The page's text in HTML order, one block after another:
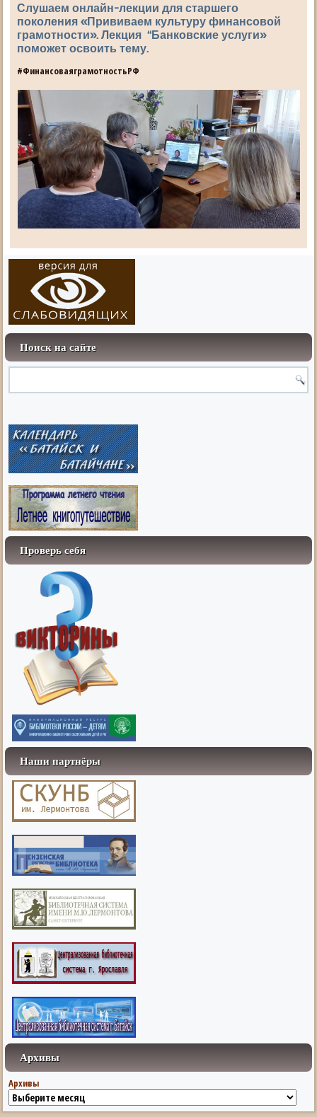
Слушаем онлайн-лекции для старшего
поколения «Прививаем культуру финансовой
грамотности». Лекция “Банковские услуги»
поможет освоить тему.
#ФинансоваяграмотностьРФ
Поиск на сайте
Проверь себя
Наши партнёры
Архивы
Архивы